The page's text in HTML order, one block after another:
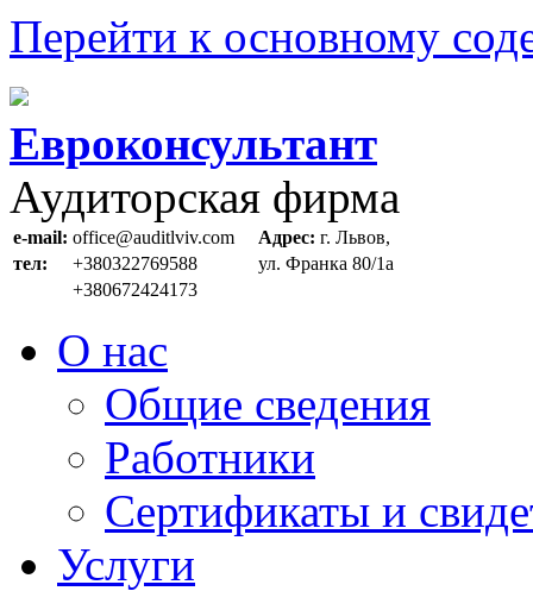
Перейти к основному
Евроконсультант
Аудиторская фирма
e-mail: office@auditlviv.com Адрес: г. Львов,
тел:
+380322769588
ул. Франка 80/1а
+380672424173
О нас
Общие сведения
Работники
Сертификаты и
Услуги